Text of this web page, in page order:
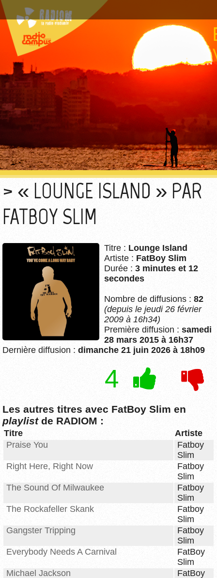
« LOUNGE ISLAND » PAR
FATBOY SLIM
Titre : Lounge Island
Artiste : FatBoy Slim
Durée : 3 minutes et 12
secondes
Nombre de diffusions : 82
(depuis le jeudi 26 février
2009 à 16h34)
Première diffusion : samedi
28 mars 2015 à 16h37
Dernière diffusion : dimanche 21 juin 2026 à 18h09
4
Les autres titres avec FatBoy Slim en
playlistde RADIOM :
Titre
Artiste
Praise You
Fatboy
Slim
Right Here, Right Now
Fatboy
Slim
The Sound Of Milwaukee
Fatboy
Slim
The Rockafeller Skank
Fatboy
Slim
Gangster Tripping
Fatboy
Slim
Everybody Needs A Carnival
FatBoy
Slim
Michael Jackson
FatBoy